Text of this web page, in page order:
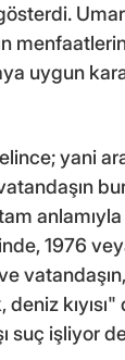
uygun
yani
1976
suç işliyor